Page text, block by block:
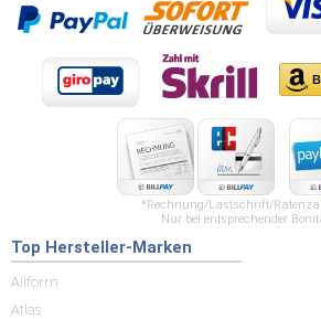
*Rechnung/Lastschrift/
Nur bei entsprechender
Top Hersteller-Marken
Allform
Atlas